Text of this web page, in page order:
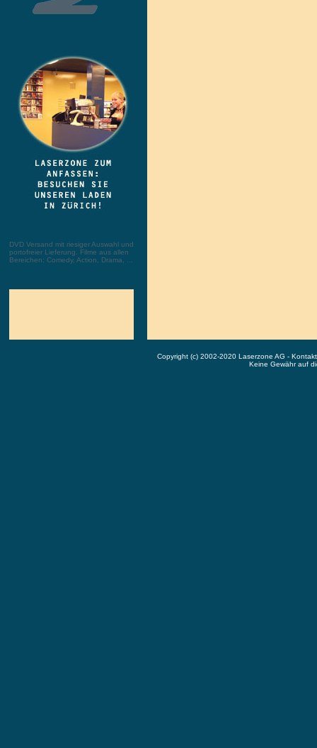
DVD Versand mit riesiger Auswahl und
portofreier Lieferung. Filme aus allen
Bereichen: Comedy, Action, Drama, ...
Copyright (c) 2002-2020 Laserzone AG -
Keine Gewähr auf